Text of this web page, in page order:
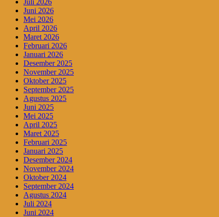
Juli 2026
Juni 2026
Mei 2026
April 2026
Maret 2026
Februari 2026
Januari 2026
Desember 2025
November 2025
Oktober 2025
September 2025
Agustus 2025
Juni 2025
Mei 2025
April 2025
Maret 2025
Februari 2025
Januari 2025
Desember 2024
November 2024
Oktober 2024
September 2024
Agustus 2024
Juli 2024
Juni 2024